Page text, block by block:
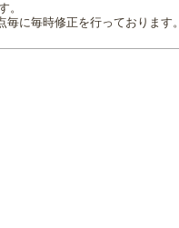
。
に毎時修正を行っております。